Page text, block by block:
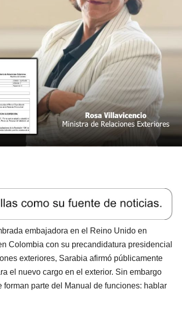
embajadora en el Reino Unido en
Colombia con su precandidatura presidencial
exteriores, Sarabia afirmó públicamente
el nuevo cargo en el exterior. Sin embargo
parte del Manual de funciones: hablar